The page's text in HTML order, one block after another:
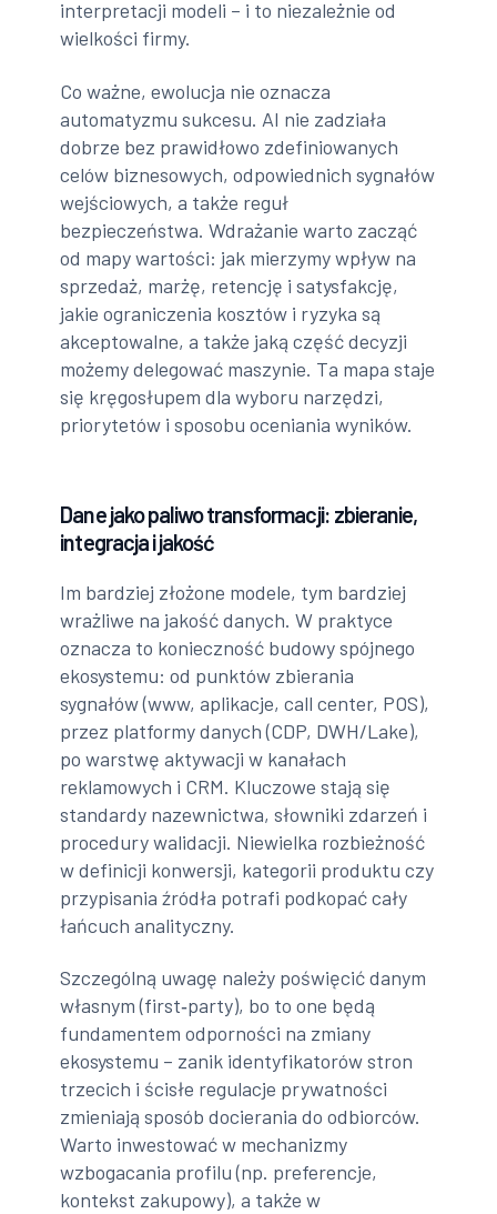
interpretacji modeli – i to niezależnie od
wielkości firmy.
Co ważne, ewolucja nie oznacza
automatyzmu sukcesu. AI nie zadziała
dobrze bez prawidłowo zdefiniowanych
celów biznesowych, odpowiednich sygnałów
wejściowych, a także reguł
bezpieczeństwa. Wdrażanie warto zacząć
od mapy wartości: jak mierzymy wpływ na
sprzedaż, marżę, retencję i satysfakcję,
jakie ograniczenia kosztów i ryzyka są
akceptowalne, a także jaką część decyzji
możemy delegować maszynie. Ta mapa staje
się kręgosłupem dla wyboru narzędzi,
priorytetów i sposobu oceniania wyników.
Dane jako paliwo transformacji: zbieranie,
integracja i jakość
Im bardziej złożone modele, tym bardziej
wrażliwe na jakość danych. W praktyce
oznacza to konieczność budowy spójnego
ekosystemu: od punktów zbierania
sygnałów (www, aplikacje, call center, POS),
przez platformy danych (CDP, DWH/Lake),
po warstwę aktywacji w kanałach
reklamowych i CRM. Kluczowe stają się
standardy nazewnictwa, słowniki zdarzeń i
procedury walidacji. Niewielka rozbieżność
w definicji konwersji, kategorii produktu czy
przypisania źródła potrafi podkopać cały
łańcuch analityczny.
Szczególną uwagę należy poświęcić danym
własnym (first‑party), bo to one będą
fundamentem odporności na zmiany
ekosystemu – zanik identyfikatorów stron
trzecich i ścisłe regulacje prywatności
zmieniają sposób docierania do odbiorców.
Warto inwestować w mechanizmy
wzbogacania profilu (np. preferencje,
kontekst zakupowy), a także w